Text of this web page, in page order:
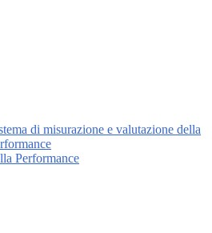
di misurazione e valutazione della
Performance